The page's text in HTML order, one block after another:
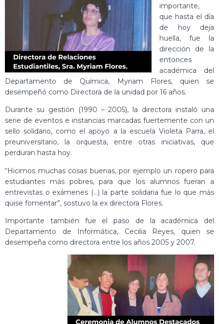
importante,
que hasta el día
de hoy deja
huella, fue la
dirección de la
entonces
académica del
Departamento de Química, Myriam Flores, quien se
desempeñó como Directora de la unidad por 16 años.
Durante su gestión (1990 – 2005), la directora instaló una
serie de eventos e instancias marcadas fuertemente con un
sello solidario, como el apoyo a la escuela Violeta Parra, el
preuniversitario, la orquesta, entre otras iniciativas, que
perduran hasta hoy.
“Hicimos muchas cosas buenas, por ejemplo un ropero para
estudiantes más pobres, para que los alumnos fueran a
entrevistas o exámenes (…) la parte solidaria fue lo que más
quise fomentar”, sostuvo la ex directora Flores.
Importante también fue el paso de la académica del
Departamento de Informática, Cecilia Reyes, quien se
desempeña como directora entre los años 2005 y 2007.